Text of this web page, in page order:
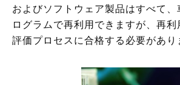
およびソフトウェア製品はすべて
ログラムで再利用できますが、再
評価プロセスに合格する必要があり